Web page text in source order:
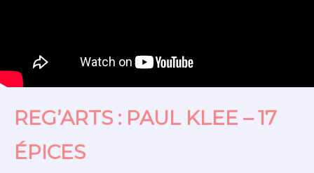
REG’ARTS : PAUL KLEE – 17
ÉPICES